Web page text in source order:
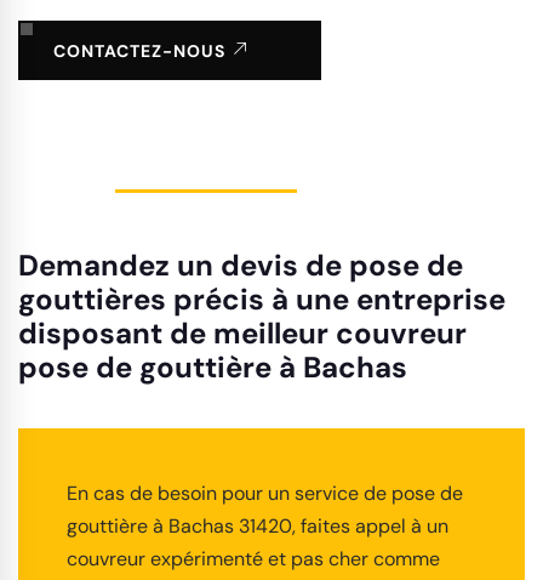
CONTACTEZ-NOUS
Demandez un devis de pose de
gouttières précis à une entreprise
disposant de meilleur couvreur
pose de gouttière à Bachas
En cas de besoin pour un service de pose de
gouttière à Bachas 31420, faites appel à un
couvreur expérimenté et pas cher comme